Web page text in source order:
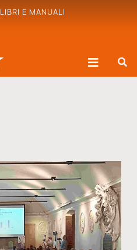
LIBRI E MANUALI